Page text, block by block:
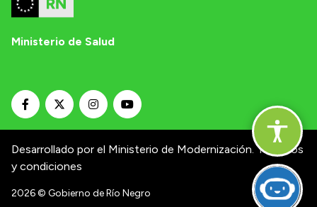
Ministerio de Salud
Desarrollado por el Ministerio de Modernización. Términos
y condiciones
2026© Gobierno de Río Negro